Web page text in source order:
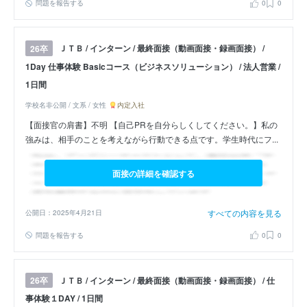
問題を報告する 0 0
26卒
ＪＴＢ / インターン / 最終面接（動画面接・録画面接） /
1Day 仕事体験 Basicコース（ビジネスソリューション） / 法人営業 /
1日間
学校名非公開 / 文系 / 女性 内定入社
【面接官の肩書】不明 【自己PRを自分らしくしてください。】私の
強みは、相手のことを考えながら行動できる点です。学生時代にフ...
面接の詳細を確認する
公開日：2025年4月21日 すべての内容を見る
問題を報告する 0 0
26卒
ＪＴＢ / インターン / 最終面接（動画面接・録画面接） / 仕
事体験１DAY / 1日間